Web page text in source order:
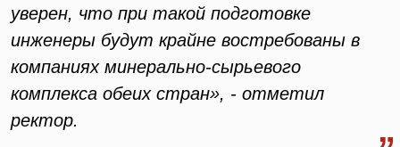
уверен, что при такой подготовке
инженеры будут крайне востребованы в
компаниях минерально-сырьевого
комплекса обеих стран», - отметил
ректор.